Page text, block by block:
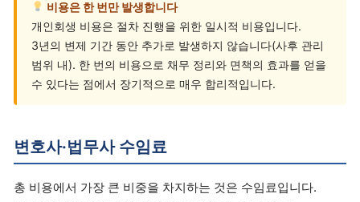
비용은 한 번만 발생합니다
개인회생 비용은 절차 진행을 위한 일시적 비용입니다.
3년의 변제 기간 동안 추가로 발생하지 않습니다(사후 관리
범위 내). 한 번의 비용으로 채무 정리와 면책의 효과를 얻을
수 있다는 점에서 장기적으로 매우 합리적입니다.
변호사·법무사 수임료
총 비용에서 가장 큰 비중을 차지하는 것은 수임료입니다.